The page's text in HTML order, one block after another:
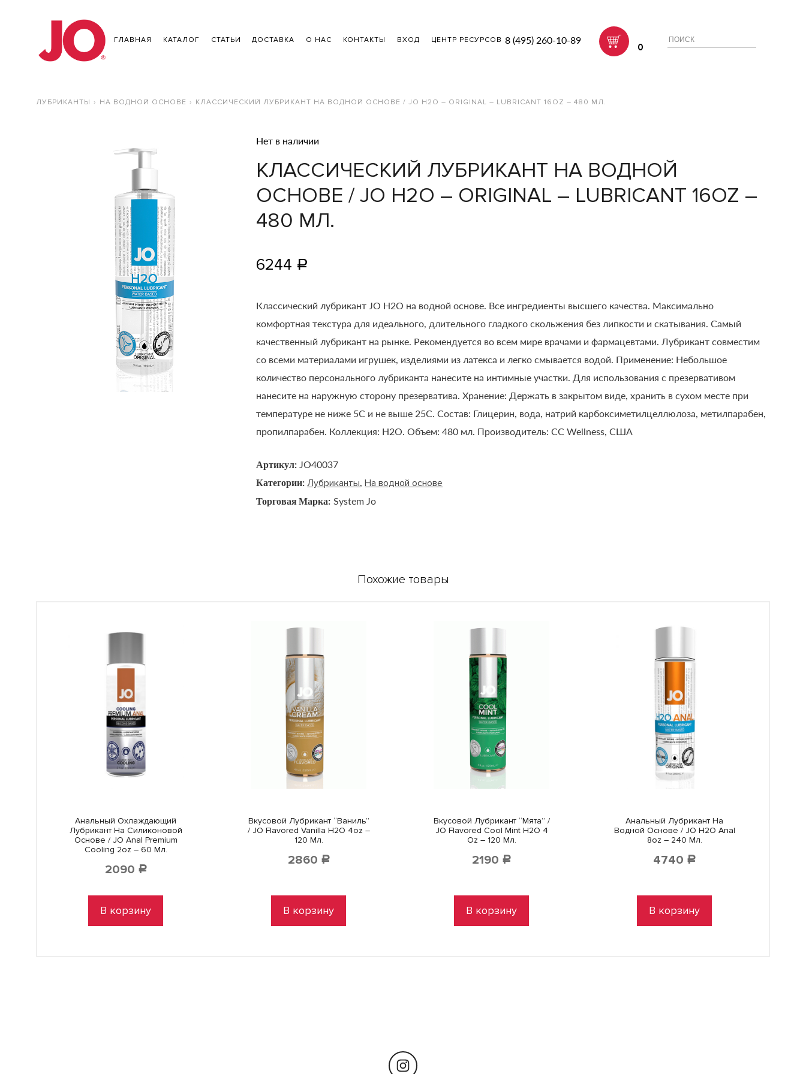
ГЛАВНАЯ КАТАЛОГ СТАТЬИ ДОСТАВКА О НАС КОНТАКТЫ ВХОД ЦЕНТР РЕСУРСОВ 8 (495) 260-10-89
0
ЛУБРИКАНТЫ НА ВОДНОЙ ОСНОВЕ КЛАССИЧЕСКИЙ ЛУБРИКАНТ НА ВОДНОЙ ОСНОВЕ / JO H2O – ORIGINAL – LUBRICANT 16OZ – 480 МЛ.
КЛАССИЧЕСКИЙ ЛУБРИКАНТ НА ВОДНОЙ
ОСНОВЕ / JO H2O – ORIGINAL – LUBRICANT 16OZ –
480 МЛ.
6244 Р
Нет в наличии
Классический лубрикант JO H2O на водной основе. Все ингредиенты высшего качества. Максимально
комфортная текстура для идеального, длительного гладкого скольжения без липкости и скатывания. Самый
качественный лубрикант на рынке. Рекомендуется во всем мире врачами и фармацевтами. Лубрикант совместим
со всеми материалами игрушек, изделиями из латекса и легко смывается водой. Применение: Небольшое
количество персонального лубриканта нанесите на интимные участки. Для использования с презервативом
нанесите на наружную сторону презерватива. Хранение: Держать в закрытом виде, хранить в сухом месте при
температуре не ниже 5С и не выше 25С. Состав: Глицерин, вода, натрий карбоксиметилцеллюлоза, метилпарабен,
пропилпарабен. Коллекция: H2O. Объем: 480 мл. Производитель: CC Wellness, США
Артикул: JO40037
Категории: Лубриканты,На водной основе
Торговая Марка: System Jo
Похожие товары
Анальный Охлаждающий
Лубрикант На Силиконовой
Основе / JO Anal Premium
Cooling 2oz – 60 Мл.
2090 Р
В корзину
Вкусовой Лубрикант “Ваниль”
/ JO Flavored Vanilla H2O 4oz –
120 Мл.
2860 Р
В корзину
Вкусовой Лубрикант “Мята” /
JO Flavored Cool Mint H2O 4
Oz – 120 Мл.
2190 Р
В корзину
Анальный Лубрикант На
Водной Основе / JO H2O Anal
8oz – 240 Мл.
4740 Р
В корзину